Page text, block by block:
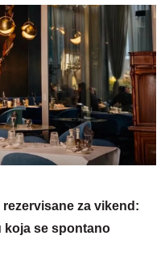
za vikend:
koja se spontano